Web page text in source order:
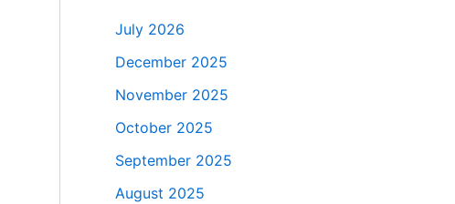
July 2026
December 2025
November 2025
October 2025
September 2025
August 2025